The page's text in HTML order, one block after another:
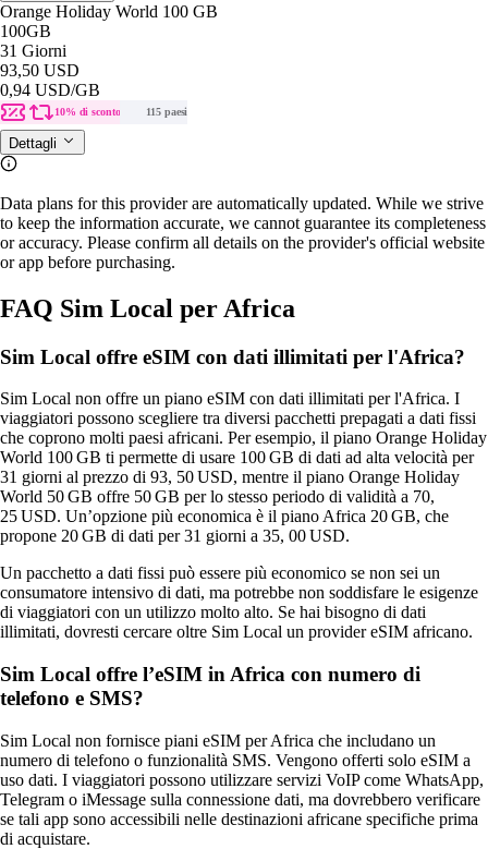
Orange Holiday World 100 GB
100GB
31 Giorni
93,50 USD
0,94 USD/GB
10% di sconto 115 paesi
Dettagli
Data plans for this provider are automatically updated. While we strive
to keep the information accurate, we cannot guarantee its completeness
or accuracy. Please confirm all details on the provider's official website
or app before purchasing.
FAQ Sim Local per Africa
Sim Local offre eSIM con dati illimitati per l'Africa?
Sim Local non offre un piano eSIM con dati illimitati per l'Africa. I
viaggiatori possono scegliere tra diversi pacchetti prepagati a dati fissi
che coprono molti paesi africani. Per esempio, il piano Orange Holiday
World 100 GB ti permette di usare 100 GB di dati ad alta velocità per
31 giorni al prezzo di 93, 50 USD, mentre il piano Orange Holiday
World 50 GB offre 50 GB per lo stesso periodo di validità a 70,
25 USD. Un’opzione più economica è il piano Africa 20 GB, che
propone 20 GB di dati per 31 giorni a 35, 00 USD.
Un pacchetto a dati fissi può essere più economico se non sei un
consumatore intensivo di dati, ma potrebbe non soddisfare le esigenze
di viaggiatori con un utilizzo molto alto. Se hai bisogno di dati
illimitati, dovresti cercare oltre Sim Local un provider eSIM africano.
Sim Local offre l’eSIM in Africa con numero di
telefono e SMS?
Sim Local non fornisce piani eSIM per Africa che includano un
numero di telefono o funzionalità SMS. Vengono offerti solo eSIM a
uso dati. I viaggiatori possono utilizzare servizi VoIP come WhatsApp,
Telegram o iMessage sulla connessione dati, ma dovrebbero verificare
se tali app sono accessibili nelle destinazioni africane specifiche prima
di acquistare.